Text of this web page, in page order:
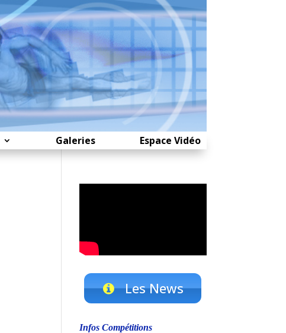
Galeries Espace Vidéo
Les News
Infos Compétitions